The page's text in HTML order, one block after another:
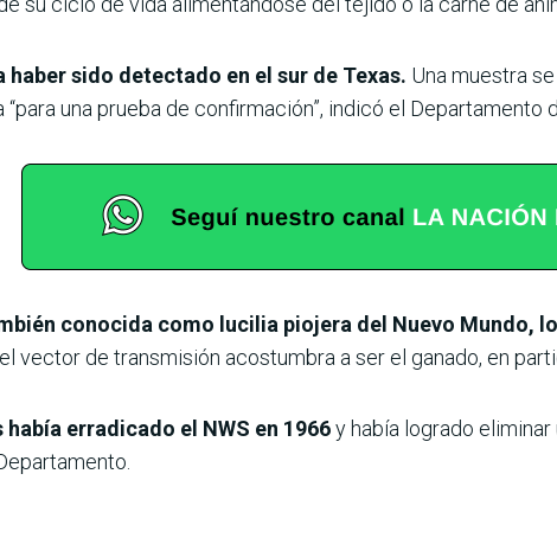
haber sido detectado en el sur de Texas. Una muestra
una prueba de confirmación”, indicó el Departamento
conocida como lucilia piojera del Nuevo Mundo,
vector de transmisión acostumbra a ser el ganado, en
había erradicado el NWS en 1966y había logrado